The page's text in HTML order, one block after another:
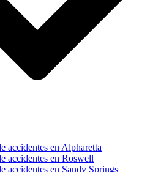
accidentes en Alpharetta
accidentes en Roswell
accidentes en Sandy Springs